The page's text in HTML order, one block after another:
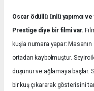
Oscar ödüllü ünlü yapımcı
Prestige diye bir filmi var.
kuşla numara yapar:
ortadan kaybolmuştur.
düşünür ve ağlamaya başlar.
bir kuş çıkararak gösterisini